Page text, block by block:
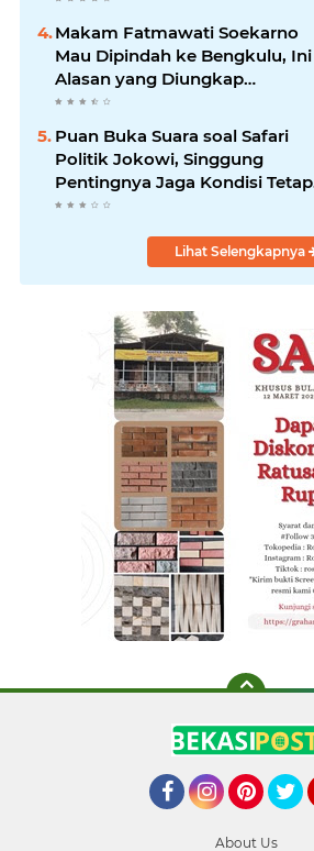
Makam Fatmawati Soekarno
Mau Dipindah ke Bengkulu, Ini
Alasan yang Diungkap
Gubernur
Puan Buka Suara soal Safari
Politik Jokowi, Singgung
Pentingnya Jaga Kondisi Tetap
Adem
Lihat Selengkapnya
About Us